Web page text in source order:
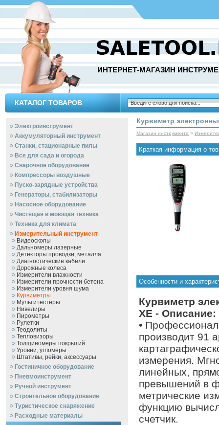
ИНТЕРНЕТ-МАГАЗИН
КАТАЛОГ ТОВАРОВ
Электроинструмент
Аккумуляторный инструмент
Станки, стационарные пилы
Все для сада и огорода
Сварочное оборудование
Компрессоры воздушные
Пуско-зарядные устройства
Генераторы, стабилизаторы
Насосное оборудование
Чистящая и моющая техника
Техника для климата
Измерительный инструмент
Видеоскопы
Дальномеры лазерные
Детекторы проводки, металла
Диагностические кабели
Дорожные колеса
Измерители влажности
Измерители прочности бетона
Измерители уровня шума
Курвиметры
Мультитестеры
Нивелиры
Пирометры
Рулетки
Теодолиты
Тепловизоры
Толщиномеры покрытий
Уровни, угломеры
Штативы, рейки, аксессуары
Гостиничное оборудование
Пневмоинструмент
Ручной инcтрумент
Строительное оборудование
Туристическое снаряжение
Расходные материалы
Курвиметр
Магазин инструмента >
Краткая информация о
Особенности и
Курвиметр
XE - Описание:
•
производит 91
измерения.
линейных,
превышений в
метрические
функцию
счетчик.